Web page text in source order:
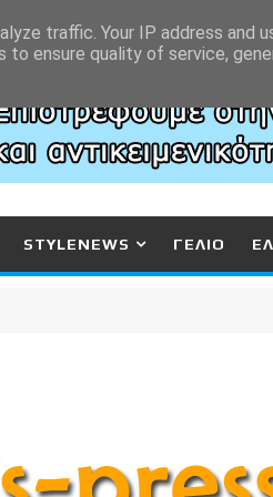
STYLENEWS ΓΕΛΙΟ
traffic. Your IP address and
ensure quality of service,